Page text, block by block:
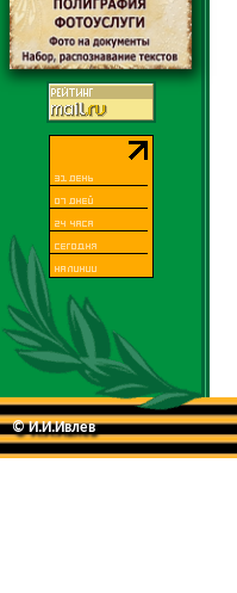
© И.И.Ивлев